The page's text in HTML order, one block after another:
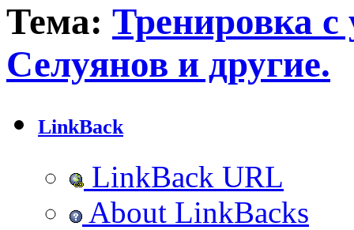
Тема: Тренировка
Селуянов и другие.
LinkBack
LinkBack URL
About LinkBacks